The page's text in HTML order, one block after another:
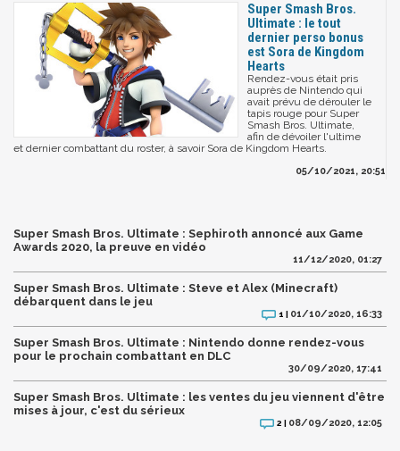
Super Smash Bros.
Ultimate : le tout
dernier perso bonus
est Sora de Kingdom
Hearts
Rendez-vous était pris
auprès de Nintendo qui
avait prévu de dérouler le
tapis rouge pour Super
Smash Bros. Ultimate,
afin de dévoiler l'ultime
et dernier combattant du roster, à savoir Sora de Kingdom Hearts.
05/10/2021, 20:51
Super Smash Bros. Ultimate : Sephiroth annoncé aux Game
Awards 2020, la preuve en vidéo
11/12/2020, 01:27
Super Smash Bros. Ultimate : Steve et Alex (Minecraft)
débarquent dans le jeu
1 | 01/10/2020, 16:33
Super Smash Bros. Ultimate : Nintendo donne rendez-vous
pour le prochain combattant en DLC
30/09/2020, 17:41
Super Smash Bros. Ultimate : les ventes du jeu viennent d'être
mises à jour, c'est du sérieux
2 | 08/09/2020, 12:05